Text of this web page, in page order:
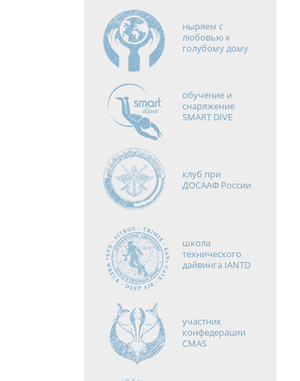
ныряем с
любовью к
голубому дому
обучение и
снаряжение
SMART DIVE
клуб при
ДОСААФ России
школа
технического
дайвинга IANTD
участник
конфедерации
CMAS